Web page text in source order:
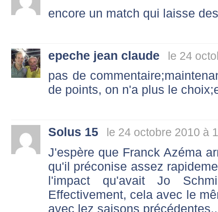
encore un match qui laisse
epeche jean claude le 24
pas de
de points, on n'a plus le
Solus 15 le 24 octobre 2010 à
J'espère que Franck Azéma
qu'il préconise assez
l'impact qu'avait Jo
Effectivement, cela avec le
avec lez saisons